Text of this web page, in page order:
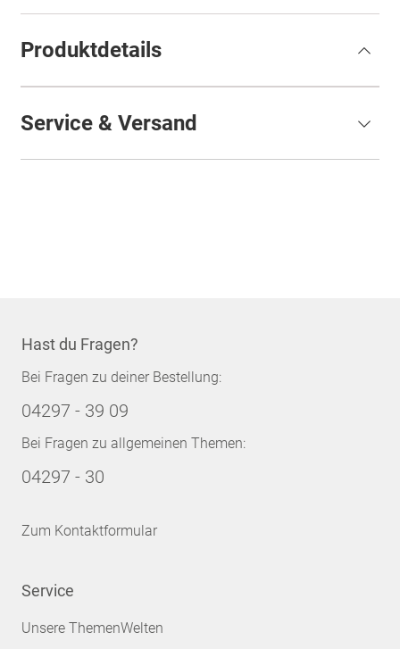
Produktdetails
Service & Versand
Hast du Fragen?
Bei Fragen zu deiner Bestellung:
04297 - 39 09
Bei Fragen zu allgemeinen Themen:
04297 - 30
Zum Kontaktformular
Service
Unsere ThemenWelten